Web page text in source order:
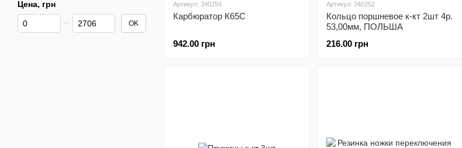
Артикул: 340254
Карбюратор К65С
942.00 грн
Артикул: 340252
Кольцо поршневое к-кт 2шт 4р.
53,00мм, ПОЛЬША
216.00 грн
Цена, грн
От Цена, грн
До Цена, грн OK